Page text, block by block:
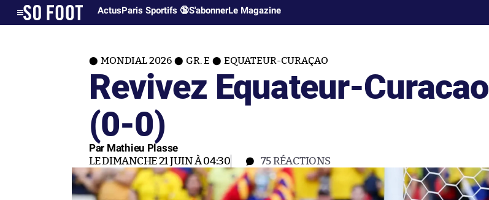
ActusParis Sportifs 🔞S'abonnerLe Magazine
MONDIAL 2026 GR. E EQUATEUR-CURAÇAO
Revivez Equateur-Curacao
(0-0)
Par Mathieu Plasse
LE DIMANCHE 21 JUIN À 04:30 75RÉACTIONS